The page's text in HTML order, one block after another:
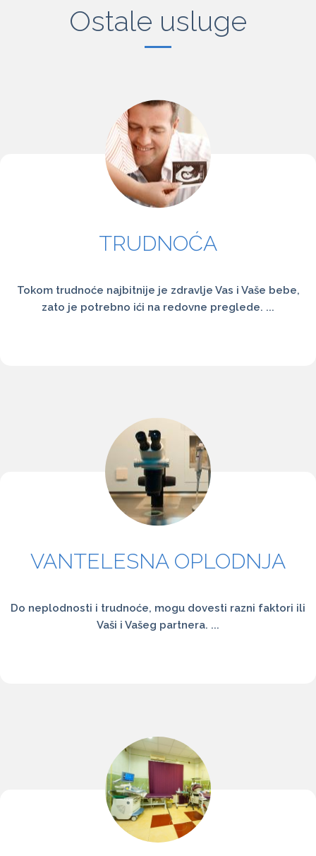
Ostale usluge
TRUDNOĆA
Tokom trudnoće najbitnije je zdravlje Vas i Vaše bebe,
zato je potrebno ići na redovne preglede. ...
VANTELESNA OPLODNJA
Do neplodnosti i trudnoće, mogu dovesti razni faktori ili
Vaši i Vašeg partnera. ...